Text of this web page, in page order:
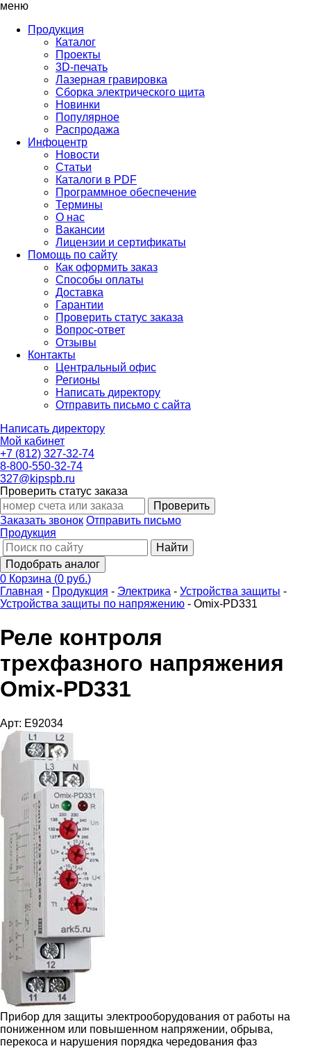
меню
Продукция
Каталог
Проекты
3D-печать
Лазерная гравировка
Сборка электрического щита
Новинки
Популярное
Распродажа
Инфоцентр
Новости
Статьи
Каталоги в PDF
Программное обеспечение
Термины
О нас
Вакансии
Лицензии и сертификаты
Помощь по сайту
Как оформить заказ
Способы оплаты
Доставка
Гарантии
Проверить статус заказа
Вопрос-ответ
Отзывы
Контакты
Центральный офис
Регионы
Написать директору
Отправить письмо с сайта
Написать директору
Мой кабинет
+7 (812) 327-32-74
8-800-550-32-74
327@kipspb.ru
Проверить статус заказа
Проверить
Заказать звонок Отправить письмо
Продукция
Найти
Подобрать аналог
0 Корзина (0 руб.)
Главная - Продукция - Электрика - Устройства защиты -
Устройства защиты по напряжению - Omix-PD331
Реле контроля
трехфазного напряжения
Omix-PD331
Арт: E92034
Прибор для защиты электрооборудования от работы на
пониженном или повышенном напряжении, обрыва,
перекоса и нарушения порядка чередования фаз